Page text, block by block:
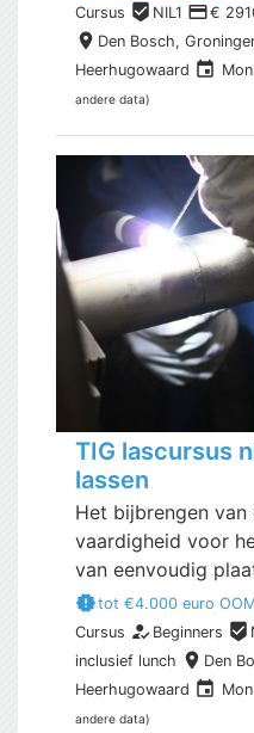
Cursus beenhere NIL1 payment€
place Den Bosch,
Heerhugowaard event
andere data)
TIG lascursus
lassen
Het bijbrengen van
vaardigheid voor
van eenvoudig
new_releasestot €4.000 euro
Cursus how_to_reg Beginners beenhere
inclusief lunch place Den
Heerhugowaard event
andere data)